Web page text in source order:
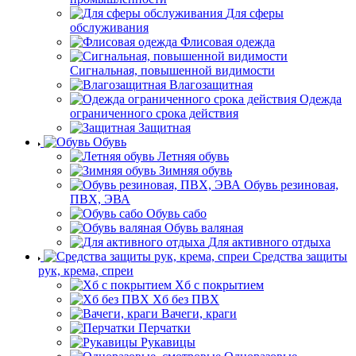
Для сферы
обслуживания
Флисовая одежда
Сигнальная, повышенной видимости
Влагозащитная
Одежда
ограниченного срока действия
Защитная
Обувь
Летняя обувь
Зимняя обувь
Обувь резиновая,
ПВХ, ЭВА
Обувь сабо
Обувь валяная
Для активного отдыха
Средства защиты
рук, крема, спреи
Хб с покрытием
Хб без ПВХ
Вачеги, краги
Перчатки
Рукавицы